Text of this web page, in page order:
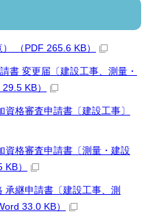
（PDF 265.6 KB）
書 変更届〔建設工事、測量・
KB）
格審査申請書〔建設工事〕
資格審査申請書〔測量・建設
）
承継申請書〔建設工事、測
33.0 KB）